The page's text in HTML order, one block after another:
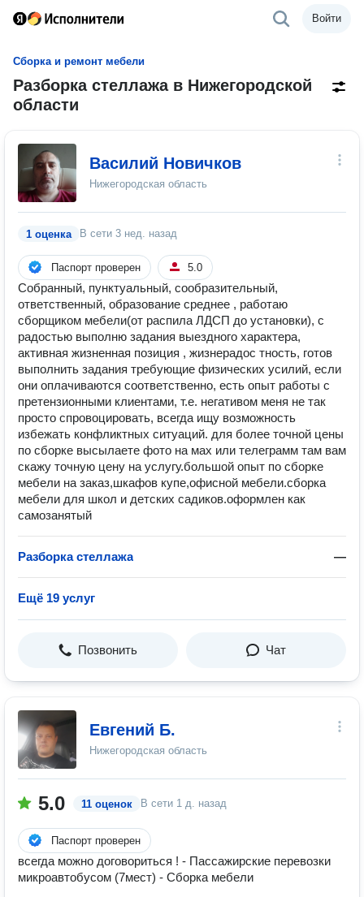
Войти
Сборка и ремонт мебели
Разборка стеллажа в Нижегородской
области
Василий Новичков
Нижегородская область
1 оценка В сети 3 нед. назад
Паспорт проверен 5.0
Собранный, пунктуальный, сообразительный,
ответственный, образование среднее , работаю
сборщиком мебели(от распила ЛДСП до установки), с
радостью выполню задания выездного характера,
активная жизненная позиция , жизнерадос тность, готов
выполнить задания требующие физических усилий, если
они оплачиваются соответственно, есть опыт работы с
претензионными клиентами, т.е. негативом меня не так
просто спровоцировать, всегда ищу возможность
избежать конфликтных ситуаций. для более точной цены
по сборке высылаете фото на мах или телеграмм там вам
скажу точную цену на услугу.большой опыт по сборке
мебели на заказ,шкафов купе,офисной мебели.сборка
мебели для школ и детских садиков.оформлен как
самозанятый
Разборка стеллажа —
Ещё 19 услуг
Позвонить Чат
Евгений Б.
Нижегородская область
5.0 11 оценок В сети 1 д. назад
Паспорт проверен
всегда можно договориться ! - Пассажирские перевозки
микроавтобусом (7мест) - Сборка мебели